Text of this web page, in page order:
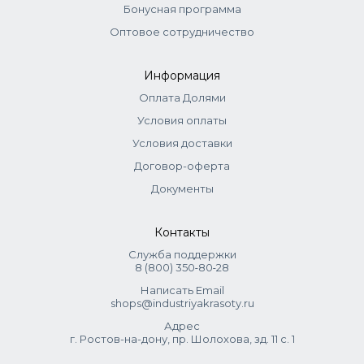
Бонусная программа
Оптовое сотрудничество
Информация
Оплата Долями
Условия оплаты
Условия доставки
Договор-оферта
Документы
Контакты
Служба поддержки
8 (800) 350‑80‑28
Написать Email
shops@industriyakrasoty.ru
Адрес
г. Ростов-на-дону, пр. Шолохова, зд. 11 с. 1